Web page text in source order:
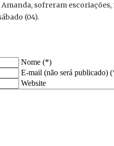
sofreram
(04).
Nome (*)
E-mail (não será publicado)
Website